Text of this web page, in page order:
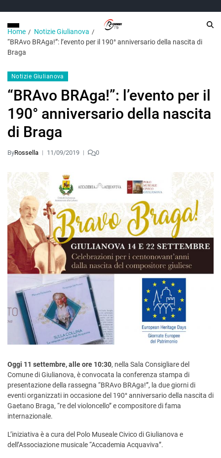
Home
Notizie Giulianova
“BRAvo BRAga!”: l’evento per il 190° anniversario della nascita di
Braga
Notizie Giulianova
“BRAvo BRAga!”: l’evento per il
190° anniversario della nascita
di Braga
ByRossella 11/09/2019 0
Oggi 11 settembre, alle ore 10:30, nella Sala Consigliare del
Comune di Giulianova, è convocata la conferenza stampa di
presentazione della rassegna “BRAvo BRAga!”, la due giorni di
eventi organizzati in occasione del 190° anniversario della nascita di
Gaetano Braga, “re del violoncello” e compositore di fama
internazionale.
L’iniziativa è a cura del Polo Museale Civico di Giulianova e
dell’Associazione musicale “Accademia Acquaviva”.